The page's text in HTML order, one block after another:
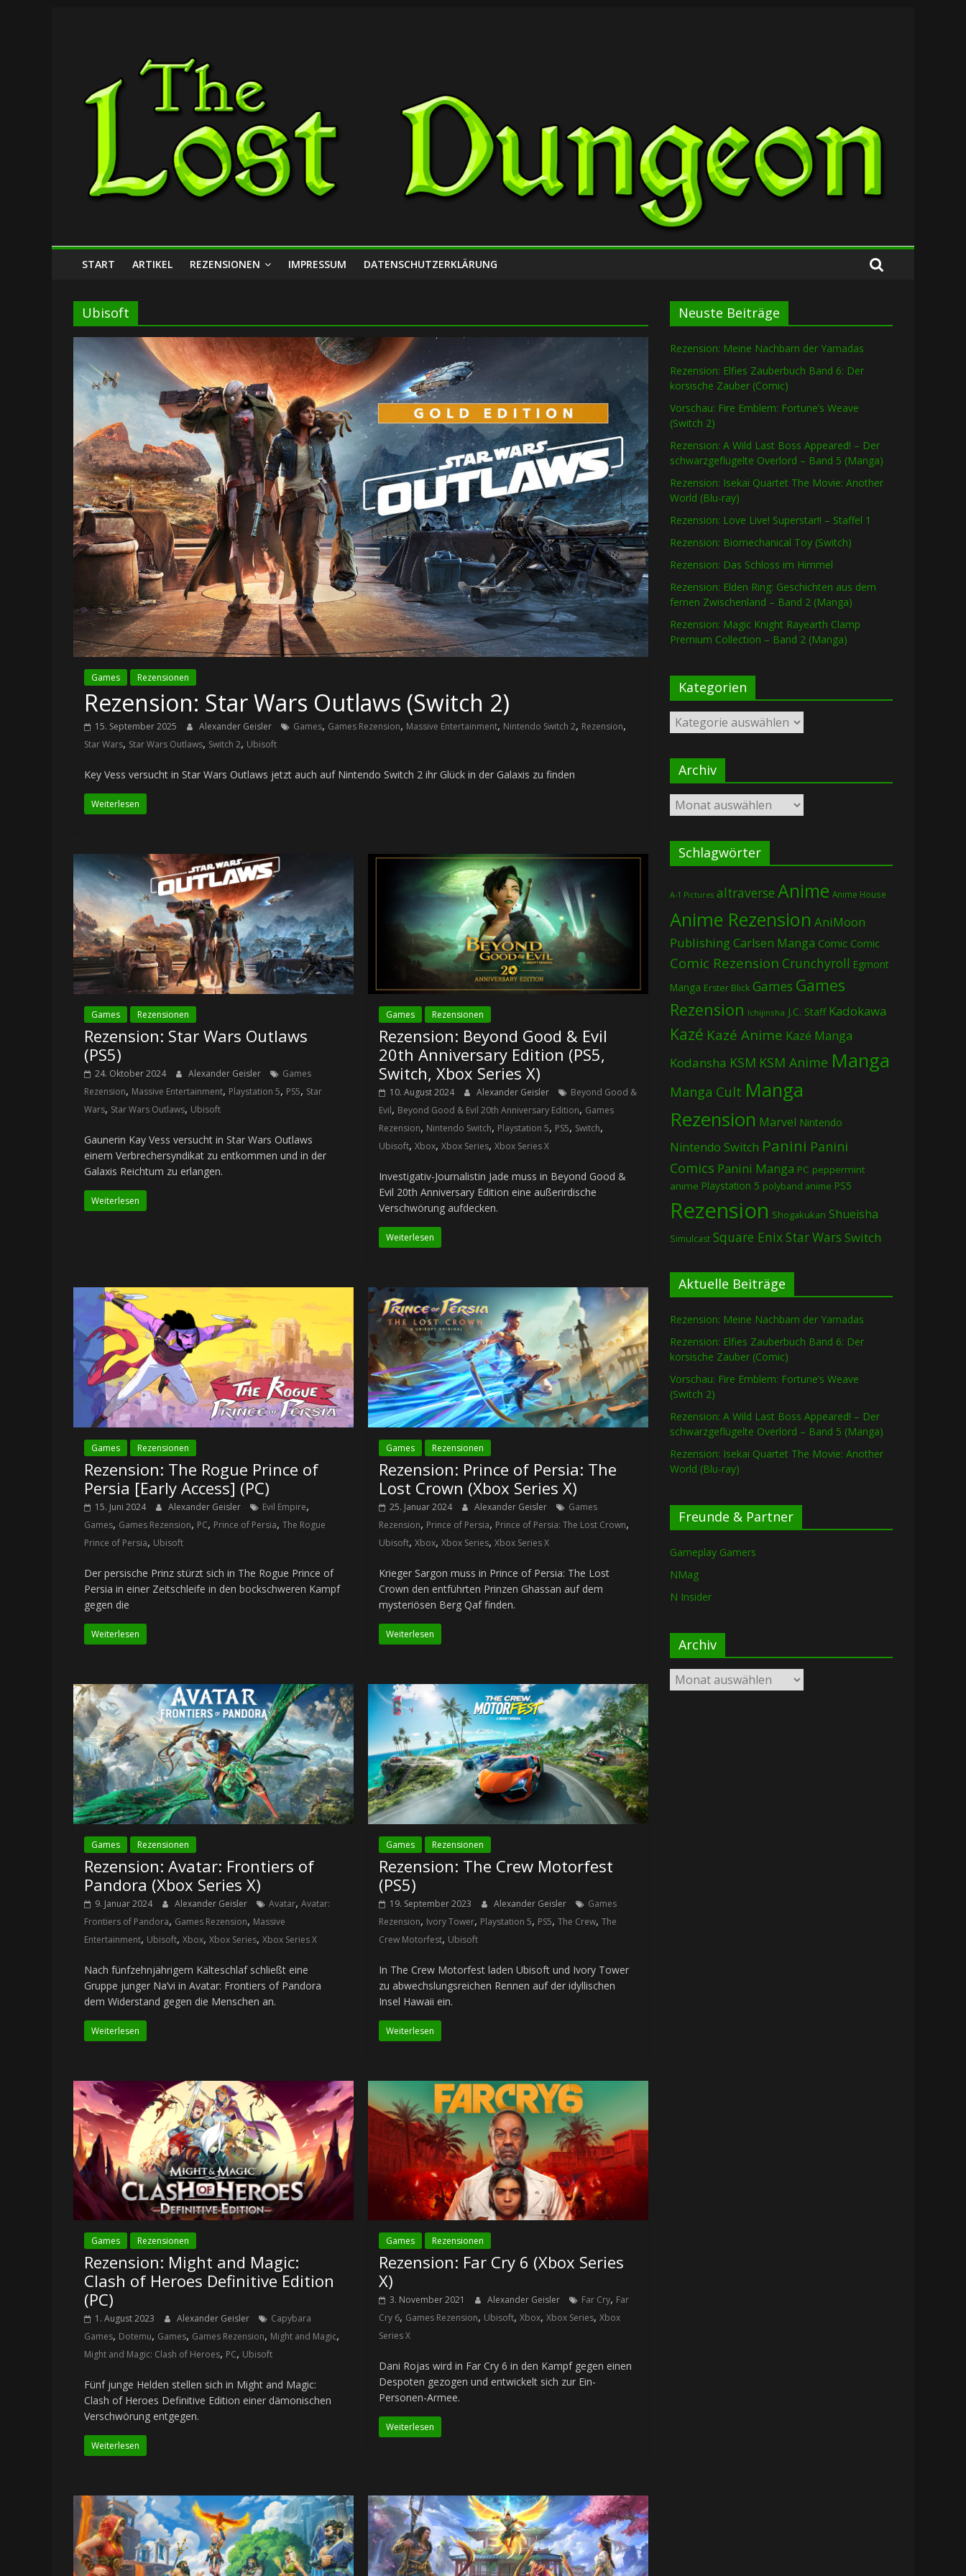
Lost
Dungeon
START ARTIKEL REZENSIONEN IMPRESSUM DATENSCHUTZERKLÄRUNG
Ubisoft
Games Rezensionen
Rezension: Star Wars Outlaws (Switch 2)
15. September 2025 Alexander Geisler Games, Games Rezension, Massive Entertainment, Nintendo Switch 2, Rezension,
Star Wars, Star Wars Outlaws, Switch 2, Ubisoft
Key Vess versucht in Star Wars Outlaws jetzt auch auf Nintendo Switch 2 ihr Glück in der Galaxis zu finden
Weiterlesen
Games Rezensionen
Rezension: Star Wars Outlaws
(PS5)
24. Oktober 2024 Alexander Geisler
Games
Rezension, Massive Entertainment, Playstation 5, PS5, Star
Wars, Star Wars Outlaws, Ubisoft
Gaunerin Kay Vess versucht in Star Wars Outlaws
einem Verbrechersyndikat zu entkommen und in der
Galaxis Reichtum zu erlangen.
Weiterlesen
Games Rezensionen
Rezension: Beyond Good & Evil
20th Anniversary Edition (PS5,
Switch, Xbox Series X)
10. August 2024 Alexander Geisler
Beyond Good &
Evil, Beyond Good & Evil 20th Anniversary Edition, Games
Rezension, Nintendo Switch, Playstation 5, PS5, Switch,
Ubisoft,Xbox,Xbox Series,Xbox Series X
Investigativ-Journalistin Jade muss in Beyond Good &
Evil 20th Anniversary Edition eine außerirdische
Verschwörung aufdecken.
Weiterlesen
Games Rezensionen
Rezension: The Rogue Prince of
Persia [Early Access] (PC)
15. Juni 2024 Alexander Geisler Evil Empire,
Games, Games Rezension, PC, Prince of Persia, The Rogue
Prince of Persia, Ubisoft
Der persische Prinz stürzt sich in The Rogue Prince of
Persia in einer Zeitschleife in den bockschweren Kampf
gegen die
Weiterlesen
Games Rezensionen
Rezension: Prince of Persia: The
Lost Crown (Xbox Series X)
25. Januar 2024 Alexander Geisler
Games
Rezension, Prince of Persia, Prince of Persia: The Lost Crown,
Ubisoft,Xbox,Xbox Series,Xbox Series X
Krieger Sargon muss in Prince of Persia: The Lost
Crown den entführten Prinzen Ghassan auf dem
mysteriösen Berg Qaf finden.
Weiterlesen
Games Rezensionen
Rezension: Avatar: Frontiers of
Pandora (Xbox Series X)
9. Januar 2024 Alexander Geisler Avatar, Avatar:
Frontiers of Pandora, Games Rezension, Massive
Entertainment, Ubisoft, Xbox, Xbox Series, Xbox Series X
Nach fünfzehnjährigem Kälteschlaf schließt eine
Gruppe junger Na’vi in Avatar: Frontiers of Pandora
dem Widerstand gegen die Menschen an.
Weiterlesen
Games Rezensionen
Rezension: The Crew Motorfest
(PS5)
19. September 2023 Alexander Geisler
Games
Rezension, Ivory Tower, Playstation 5, PS5,The Crew,The
Crew Motorfest, Ubisoft
In The Crew Motorfest laden Ubisoft und Ivory Tower
zu abwechslungsreichen Rennen auf der idyllischen
Insel Hawaii ein.
Weiterlesen
Games Rezensionen
Rezension: Might and Magic:
Clash of Heroes Definitive Edition
(PC)
1. August 2023 Alexander Geisler
Capybara
Games, Dotemu, Games, Games Rezension, Might and Magic,
Might and Magic: Clash of Heroes, PC, Ubisoft
Fünf junge Helden stellen sich in Might and Magic:
Clash of Heroes Definitive Edition einer dämonischen
Verschwörung entgegen.
Weiterlesen
Games Rezensionen
Rezension: Far Cry 6 (Xbox Series
X)
3. November 2021 Alexander Geisler Far Cry, Far
Cry 6, Games Rezension, Ubisoft,Xbox,Xbox Series,Xbox
Series X
Dani Rojas wird in Far Cry 6 in den Kampf gegen einen
Despoten gezogen und entwickelt sich zur Ein-
Personen-Armee.
Weiterlesen
Neuste Beiträge
Rezension: Meine Nachbarn der Yamadas
Rezension: Elfies Zauberbuch Band 6: Der
korsische Zauber (Comic)
Vorschau: Fire Emblem: Fortune’s Weave
(Switch 2)
Rezension: A Wild Last Boss Appeared! – Der
schwarzgeflügelte Overlord – Band 5 (Manga)
Rezension: Isekai Quartet The Movie: Another
World (Blu-ray)
Rezension: Love Live! Superstar!! – Staffel 1
Rezension: Biomechanical Toy (Switch)
Rezension: Das Schloss im Himmel
Rezension: Elden Ring: Geschichten aus dem
fernen Zwischenland – Band 2 (Manga)
Rezension: Magic Knight Rayearth Clamp
Premium Collection – Band 2 (Manga)
Kategorien
Kategorien
Archiv
Archiv
Schlagwörter
A-1 Pictures altraverse Anime Anime House
Anime Rezension AniMoon
PublishingCarlsen Manga Comic Comic
Comic Rezension Crunchyroll Egmont
Manga Erster Blick Games Games
Rezension Ichijinsha J.C. Staff Kadokawa
Kazé Kazé Anime Kazé Manga
Kodansha KSM KSM Anime Manga
Manga Cult Manga
Rezension Marvel Nintendo
Nintendo Switch Panini Panini
Comics Panini Manga PC peppermint
anime Playstation 5 polyband anime PS5
Rezension Shogakukan Shueisha
Simulcast Square EnixStar Wars Switch
Aktuelle Beiträge
Rezension: Meine Nachbarn der Yamadas
Rezension: Elfies Zauberbuch Band 6: Der
korsische Zauber (Comic)
Vorschau: Fire Emblem: Fortune’s Weave
(Switch 2)
Rezension: A Wild Last Boss Appeared! – Der
schwarzgeflügelte Overlord – Band 5 (Manga)
Rezension: Isekai Quartet The Movie: Another
World (Blu-ray)
Freunde & Partner
Gameplay Gamers
NMag
N Insider
Archiv
Archiv